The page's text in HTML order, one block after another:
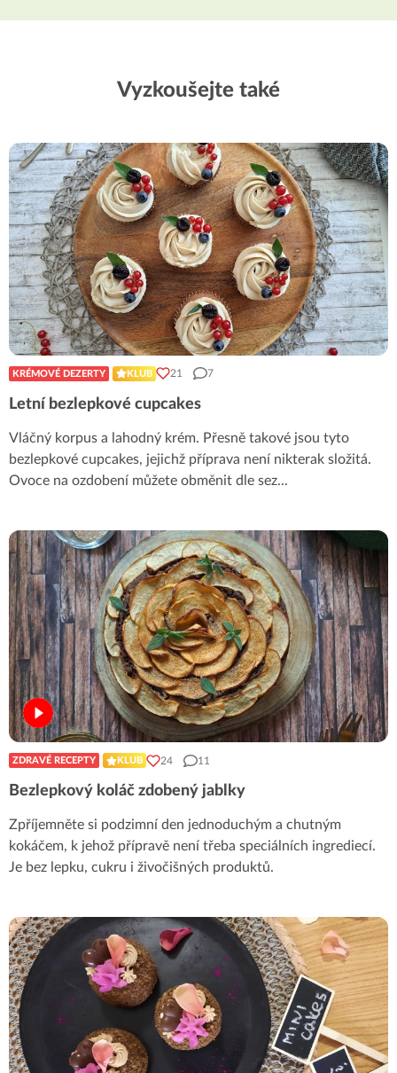
Vyzkoušejte také
KRÉMOVÉ DEZERTY KLUB 21 7
Letní bezlepkové cupcakes
Vláčný korpus a lahodný krém. Přesně takové jsou tyto
bezlepkové cupcakes, jejichž příprava není nikterak složitá.
Ovoce na ozdobení můžete obměnit dle sez...
ZDRAVÉ RECEPTY KLUB 24 11
Bezlepkový koláč zdobený jablky
Zpříjemněte si podzimní den jednoduchým a chutným
kokáčem, k jehož přípravě není třeba speciálních ingrediecí.
Je bez lepku, cukru i živočišných produktů.